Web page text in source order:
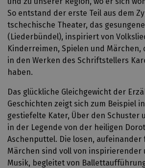
So entstand der erste Teil aus dem
tschechische Theater, das
(Liederbündel), inspiriert von
Kinderreimen, Spielen und
in den Werken des Schriftstellers
haben.
Das glückliche Gleichgewicht der
Geschichten zeigt sich zum Beispiel
gestiefelte Kater, Über den Schuster
in der Legende von der heiligen
Aschenputtel. Die losen, aufeinander
Märchen sind voll von inspirierender
Musik, begleitet von